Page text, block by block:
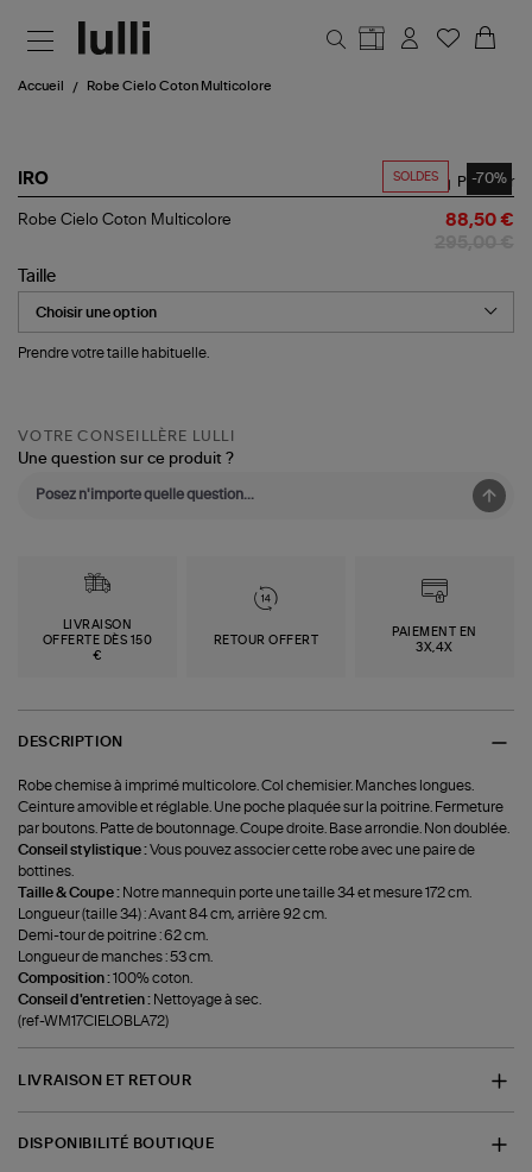
Accueil Robe Cielo Coton Multicolore
SOLDES -70%
IRO
Robe
Multicolore
Partager
Robe Cielo Coton Multicolore 88,50 €
Taille
Prendre votre taille habituelle.
VOTRE CONSEILLÈRE LULLI
Une question sur ce produit ?
LIVRAISON
OFFERTE DÈS 150
€
RETOUR OFFERT
PAIEMENT EN
3X,4X
DESCRIPTION
Robe chemise à imprimé multicolore. Col chemisier. Manches longues.
Ceinture amovible et réglable. Une poche plaquée sur la poitrine. Fermeture
par boutons. Patte de boutonnage. Coupe droite. Base arrondie. Non doublée.
Conseil stylistique :Vous pouvez associer cette robe avec une paire de
bottines.
Taille & Coupe : Notre mannequin porte une taille 34 et mesure 172 cm.
Longueur (taille 34) : Avant 84 cm, arrière 92 cm.
Demi-tour de poitrine : 62 cm.
Longueur de manches : 53 cm.
Composition :100% coton.
Conseil d'entretien : Nettoyage à sec.
(ref-WM17CIELOBLA72)
LIVRAISON ET RETOUR
DISPONIBILITÉ BOUTIQUE